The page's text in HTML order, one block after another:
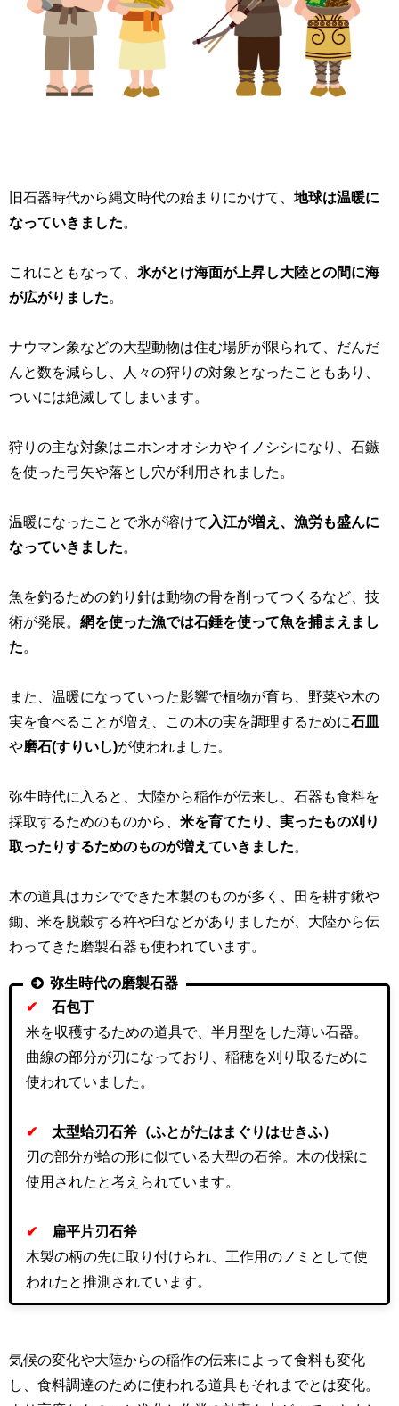
旧石器時代から縄文時代の始まりにかけて、 地球は温暖に
なっていきました
これにともなって、 氷がとけ海面が上昇し大陸との間に海
が広がりました
ナウマン象などの大型動物は住む場所が限られて、だんだ
んと数を減らし、人々の狩りの対象となったこともあり、
ついには絶滅してしまいます。
狩りの主な対象はニホンオオシカやイノシシになり、石鏃
を使った弓矢や落とし穴が利用されました。
温暖になったことで氷が溶けて 入江が増え、漁労も盛んに
なっていきました
魚を釣るための釣り針は動物の骨を削ってつくるなど、技
術が発展。 網を使った漁では石錘を使って魚を捕まえまし
た
また、温暖になっていった影響で植物が育ち、野菜や木の
実を食べることが増え、この木の実を調理するために石皿
や磨石(すりいし)が使われました。
弥生時代に入ると、大陸から稲作が伝来し、石器も食料を
採取するためのものから、 米を育てたり、実ったもの刈り
取ったりするためのものが増えていきました
木の道具はカシでできた木製のものが多く、田を耕す鍬や
鋤、米を脱穀する杵や臼などがありましたが、大陸から伝
わってきた磨製石器も使われています。
弥生時代の磨製石器
✔ 石包丁
米を収穫するための道具で、半月型をした薄い石器。
曲線の部分が刃になっており、稲穂を刈り取るために
使われていました。
✔ 太型蛤刃石斧（ふとがたはまぐりはせきふ）
刃の部分が蛤の形に似ている大型の石斧。木の伐採に
使用されたと考えられています。
✔ 扁平片刃石斧
木製の柄の先に取り付けられ、工作用のノミとして使
われたと推測されています。
気候の変化や大陸からの稲作の伝来によって食料も変化
し、食料調達のために使われる道具もそれまでとは変化。